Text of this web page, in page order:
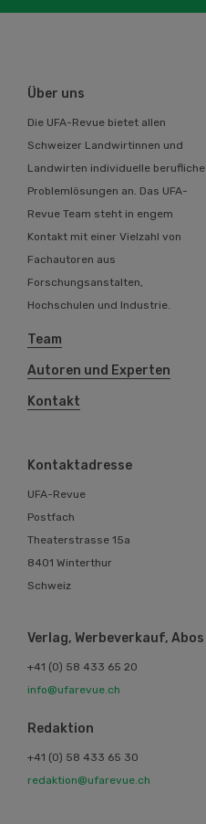
Über uns
Die UFA-Revue bietet allen
Schweizer Landwirtinnen und
Landwirten individuelle berufliche
Problemlösungen an. Das UFA-
Revue Team steht in engem
Kontakt mit einer Vielzahl von
Fachautoren aus
Forschungsanstalten,
Hochschulen und Industrie.
Team
Autoren und Experten
Kontakt
Kontaktadresse
UFA-Revue
Postfach
Theaterstrasse 15a
8401 Winterthur
Schweiz
Verlag, Werbeverkauf, Abos
+41 (0) 58 433 65 20
info@ufarevue.ch
Redaktion
+41 (0) 58 433 65 30
redaktion@ufarevue.ch